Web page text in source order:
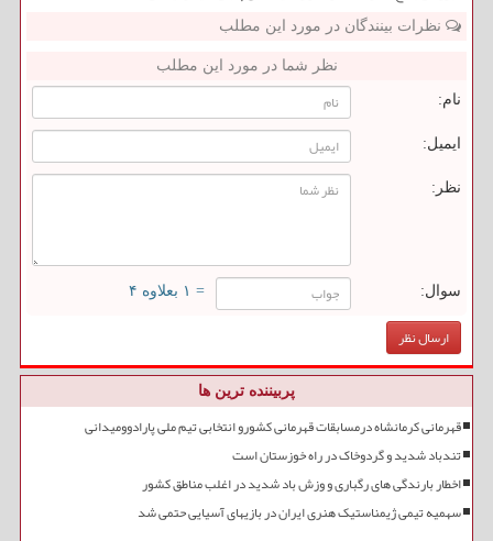
نظرات بینندگان در مورد این مطلب
نظر شما در مورد این مطلب
نام:
ایمیل:
نظر:
سوال: = ۱ بعلاوه ۴
پربیننده ترین ها
قهرمانی کرمانشاه درمسابقات قهرمانی کشورو انتخابی تیم ملی پارادوومیدانی
تندباد شدید و گردوخاک در راه خوزستان است
اخطار بارندگی های رگباری و وزش باد شدید در اغلب مناطق کشور
سهمیه تیمی ژیمناستیک هنری ایران در بازیهای آسیایی حتمی شد